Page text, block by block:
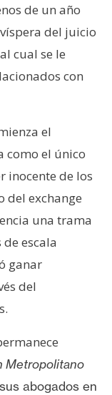
de un año
del juicio
cual se le
con
el
como el único
inocente de los
del exchange
una trama
escala
ganar
del
Metropolitano
abogados en